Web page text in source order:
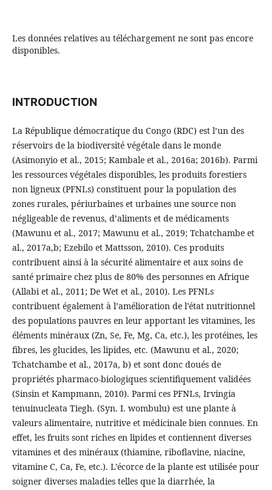
Les données relatives au téléchargement ne sont pas encore
disponibles.
INTRODUCTION
La République démocratique du Congo (RDC) est l’un des
réservoirs de la biodiversité végétale dans le monde
(Asimonyio et al., 2015; Kambale et al., 2016a; 2016b). Parmi
les ressources végétales disponibles, les produits forestiers
non ligneux (PFNLs) constituent pour la population des
zones rurales, périurbaines et urbaines une source non
négligeable de revenus, d’aliments et de médicaments
(Mawunu et al., 2017; Mawunu et al., 2019; Tchatchambe et
al., 2017a,b; Ezebilo et Mattsson, 2010). Ces produits
contribuent ainsi à la sécurité alimentaire et aux soins de
santé primaire chez plus de 80% des personnes en Afrique
(Allabi et al., 2011; De Wet et al., 2010). Les PFNLs
contribuent également à l’amélioration de l’état nutritionnel
des populations pauvres en leur apportant les vitamines, les
éléments minéraux (Zn, Se, Fe, Mg, Ca, etc.), les protéines, les
fibres, les glucides, les lipides, etc. (Mawunu et al., 2020;
Tchatchambe et al., 2017a, b) et sont donc doués de
propriétés pharmaco-biologiques scientifiquement validées
(Sinsin et Kampmann, 2010). Parmi ces PFNLs, Irvingia
tenuinucleata Tiegh. (Syn. I. wombulu) est une plante à
valeurs alimentaire, nutritive et médicinale bien connues. En
effet, les fruits sont riches en lipides et contiennent diverses
vitamines et des minéraux (thiamine, riboflavine, niacine,
vitamine C, Ca, Fe, etc.). L’écorce de la plante est utilisée pour
soigner diverses maladies telles que la diarrhée, la